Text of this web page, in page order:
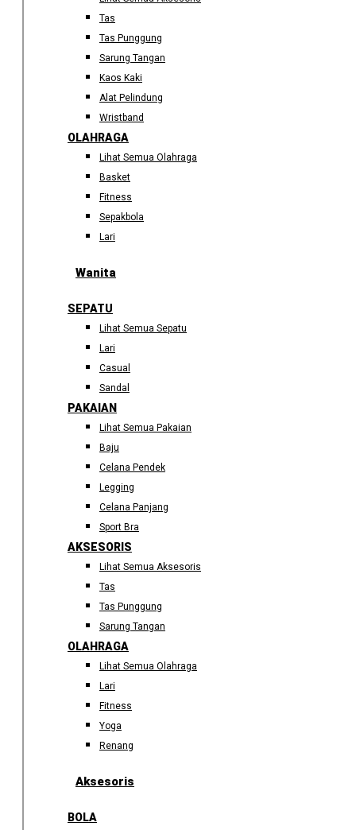
Tas
Tas Punggung
Sarung Tangan
Kaos Kaki
Alat Pelindung
Wristband
OLAHRAGA
Lihat Semua Olahraga
Basket
Fitness
Sepakbola
Lari
Wanita
SEPATU
Lihat Semua Sepatu
Lari
Casual
Sandal
PAKAIAN
Lihat Semua Pakaian
Baju
Celana Pendek
Legging
Celana Panjang
Sport Bra
AKSESORIS
Lihat Semua Aksesoris
Tas
Tas Punggung
Sarung Tangan
OLAHRAGA
Lihat Semua Olahraga
Lari
Fitness
Yoga
Renang
Aksesoris
BOLA